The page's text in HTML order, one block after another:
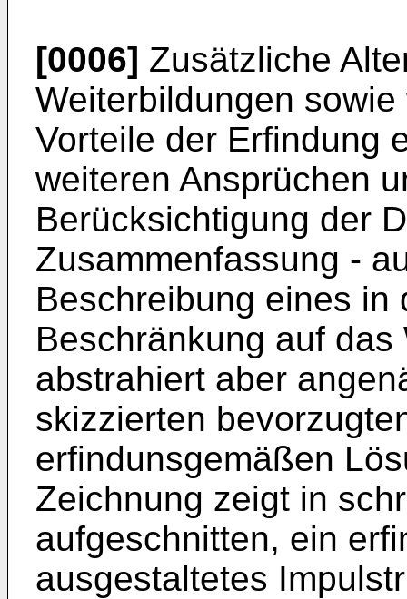
[0006] Zusätzliche
Weiterbildungen
Vorteile der Erfindung
weiteren Ansprüchen
Berücksichtigung der
Zusammenfassung -
Beschreibung eines in
Beschränkung auf
abstrahiert aber
skizzierten
erfindunsgemäßen
Zeichnung zeigt in
aufgeschnitten, ein
ausgestaltetes